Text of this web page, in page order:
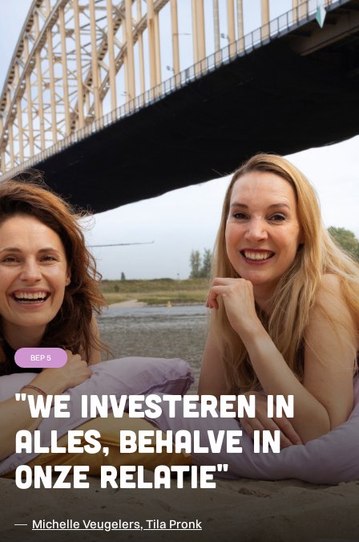
BEP 5
"We investeren in
alles, behalve in
onze relatie"
Michelle Veugelers, Tila Pronk